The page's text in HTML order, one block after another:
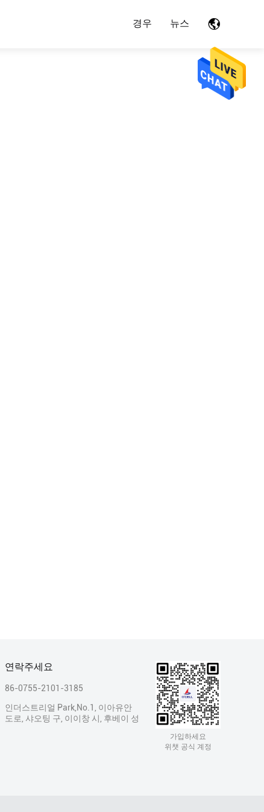
경우 뉴스
연락주세요
86-0755-2101-3185
인더스트리얼 Park,No.1, 이아유안
도로, 샤오팅 구, 이이창 시, 후베이 성
가입하세요
위챗 공식 계정